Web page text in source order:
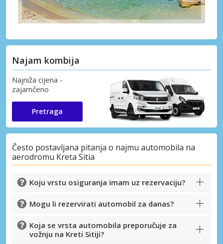
Najam kombija
Najniža cijena -
zajamčeno
Pretraga
Često postavljana pitanja o najmu automobila na
aerodromu Kreta Sitia
Koju vrstu osiguranja imam uz rezervaciju?
Mogu li rezervirati automobil za danas?
Koja se vrsta automobila preporučuje za
vožnju na Kreti Sitiji?